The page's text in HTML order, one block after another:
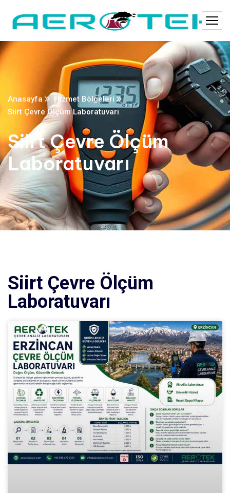
Anasayfa
Hizmet Bölgeleri
Siirt Çevre Ölçüm Laboratuvarı
Siirt Çevre Ölçüm
Laboratuvarı
Siirt Çevre Ölçüm
Laboratuvarı